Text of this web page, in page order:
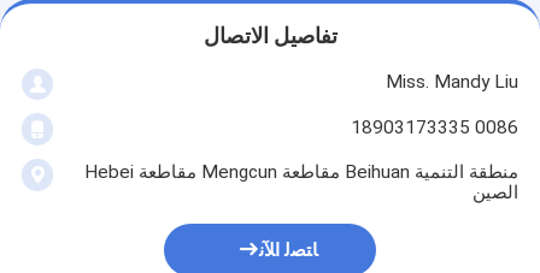
تفاصيل الاتصال
Miss. Mandy Liu
0086 18903173335
منطقة التنمية Beihuan مقاطعة Mengcun مقاطعة Hebei
الصين
ﺎﺘﺼﻟ ﺍﻶﻧ